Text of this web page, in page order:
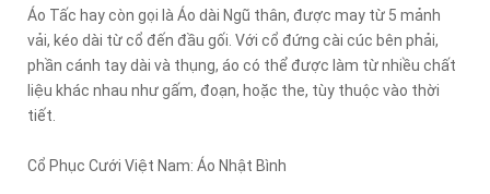
Áo Tấc hay còn gọi là Áo dài Ngũ thân, được may từ 5 mảnh
vải, kéo dài từ cổ đến đầu gối. Với cổ đứng cài cúc bên phải,
phần cánh tay dài và thụng, áo có thể được làm từ nhiều chất
liệu khác nhau như gấm, đoạn, hoặc the, tùy thuộc vào thời
tiết.
Cổ Phục Cưới Việt Nam: Áo Nhật Bình